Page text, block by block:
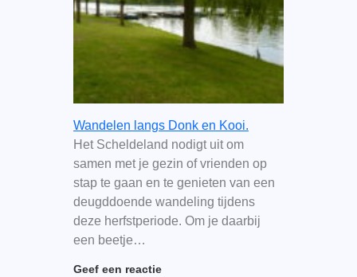
Wandelen langs Donk en Kooi.
Het Scheldeland nodigt uit om
samen met je gezin of vrienden op
stap te gaan en te genieten van een
deugddoende wandeling tijdens
deze herfstperiode. Om je daarbij
een beetje…
Geef een reactie